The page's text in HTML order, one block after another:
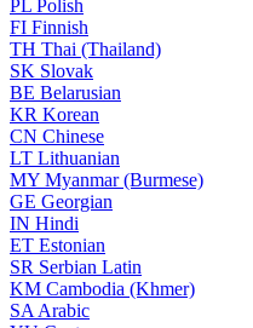
PL Polish
FI Finnish
TH Thai (Thailand)
SK Slovak
BE Belarusian
KR Korean
CN Chinese
LT Lithuanian
MY Myanmar (Burmese)
GE Georgian
IN Hindi
ET Estonian
SR Serbian Latin
KM Cambodia (Khmer)
SA Arabic